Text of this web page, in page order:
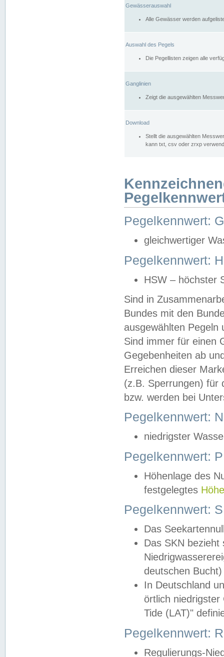
Gewässerauswahl
Alle Gewässer werden
Auswahl des Pegels
Die Pegellisten zeigen alle
Ganglinien
Zeigt die ausgewählten
Download
Stellt die ausgewählten
kann txt, csv oder zrxp
Pegelkennwert:
gleichwertiger
Pegelkennwert:
HSW – höchster
Sind in
Bundes mit den
ausgewählten
Sind immer für einen
Gegebenheiten ab
Erreichen dieser
(z.B. Sperrungen) für
bzw. werden bei
Pegelkennwert:
niedrigster
Pegelkennwert:
Höhenlage des
festgelegtes
Pegelkennwert:
Das
Das SKN
deutschen
In Deutschland
örtlich
Tide (LAT)"
Pegelkennwert:
Regulierungs-